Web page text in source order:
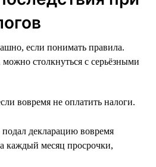
если понимать правила.
столкнуться с серьёзными
вовремя не оплатить налоги.
декларацию вовремя
каждый месяц просрочки,